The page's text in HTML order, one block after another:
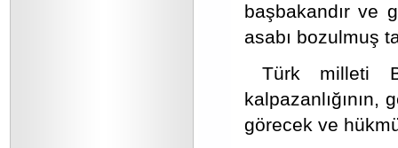
başbakandır ve
asabı bozulmuş
Türk milleti
görecek ve